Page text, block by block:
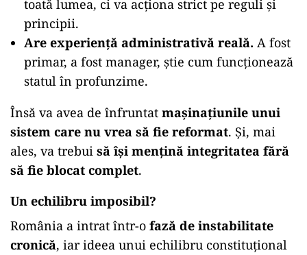
toată lumea, ci va acționa strict pe reguli și
principii.
Are experiență administrativă reală. A fost
primar, a fost manager, știe cum funcționează
statul în profunzime.
Însă va avea de înfruntat mașinațiunile unui
sistem care nu vrea să fie reformat. Și, mai
ales, va trebui să își mențină integritatea fără
să fie blocat complet.
Un echilibru imposibil?
România a intrat într-o fază de instabilitate
cronică, iar ideea unui echilibru constituțional